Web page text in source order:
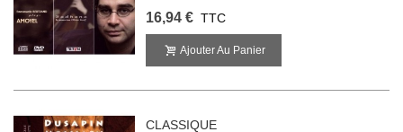
16,94 € TTC
Ajouter Au Panier
CLASSIQUE